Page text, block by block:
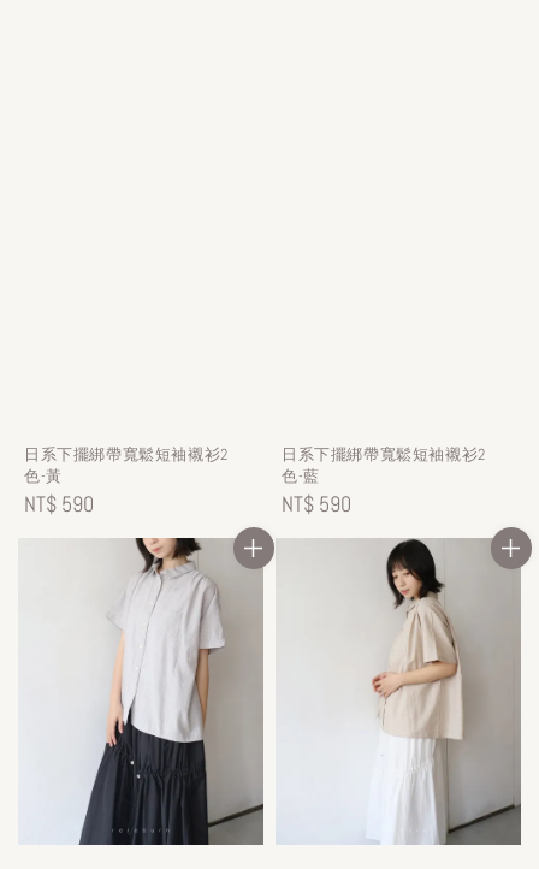
日系下擺綁帶寬鬆短袖襯衫2
色-黃
Regular
NT$ 590
日系下擺綁帶寬鬆短袖襯衫2
色-藍
Regular
price
NT$ 590